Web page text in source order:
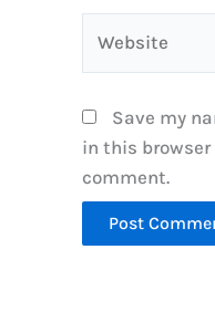
Save my
in this
comment.